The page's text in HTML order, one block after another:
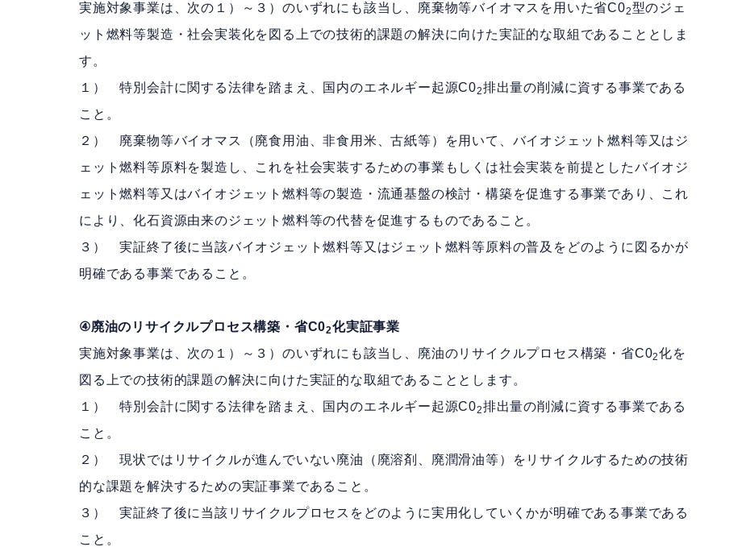
実施対象事業は、次の１）～３）のいずれにも該当し、廃棄物等バイオマスを用いた省C02型のジェ
ット燃料等製造・社会実装化を図る上での技術的課題の解決に向けた実証的な取組であることとしま
す。
１） 特別会計に関する法律を踏まえ、国内のエネルギー起源C02排出量の削減に資する事業である
こと。
２） 廃棄物等バイオマス（廃食用油、非食用米、古紙等）を用いて、バイオジェット燃料等又はジ
ェット燃料等原料を製造し、これを社会実装するための事業もしくは社会実装を前提としたバイオジ
ェット燃料等又はバイオジェット燃料等の製造・流通基盤の検討・構築を促進する事業であり、これ
により、化石資源由来のジェット燃料等の代替を促進するものであること。
３） 実証終了後に当該バイオジェット燃料等又はジェット燃料等原料の普及をどのように図るかが
明確である事業であること。
④廃油のリサイクルプロセス構築・省C02化実証事業
実施対象事業は、次の１）～３）のいずれにも該当し、廃油のリサイクルプロセス構築・省C02化を
図る上での技術的課題の解決に向けた実証的な取組であることとします。
１） 特別会計に関する法律を踏まえ、国内のエネルギー起源C02排出量の削減に資する事業である
こと。
２） 現状ではリサイクルが進んでいない廃油（廃溶剤、廃潤滑油等）をリサイクルするための技術
的な課題を解決するための実証事業であること。
３） 実証終了後に当該リサイクルプロセスをどのように実用化していくかが明確である事業である
こと。